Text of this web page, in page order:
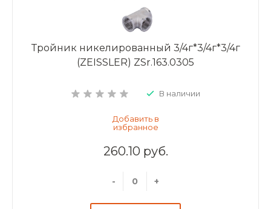
Тройник никелированный 3/4г*3/4г*3/4г
(ZEISSLER) ZSr.163.0305
В наличии
260.10 руб.
- +